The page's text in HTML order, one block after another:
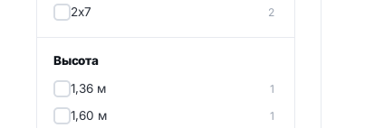
2х7 2
Высота
1,36 м
1
1,60 м 1